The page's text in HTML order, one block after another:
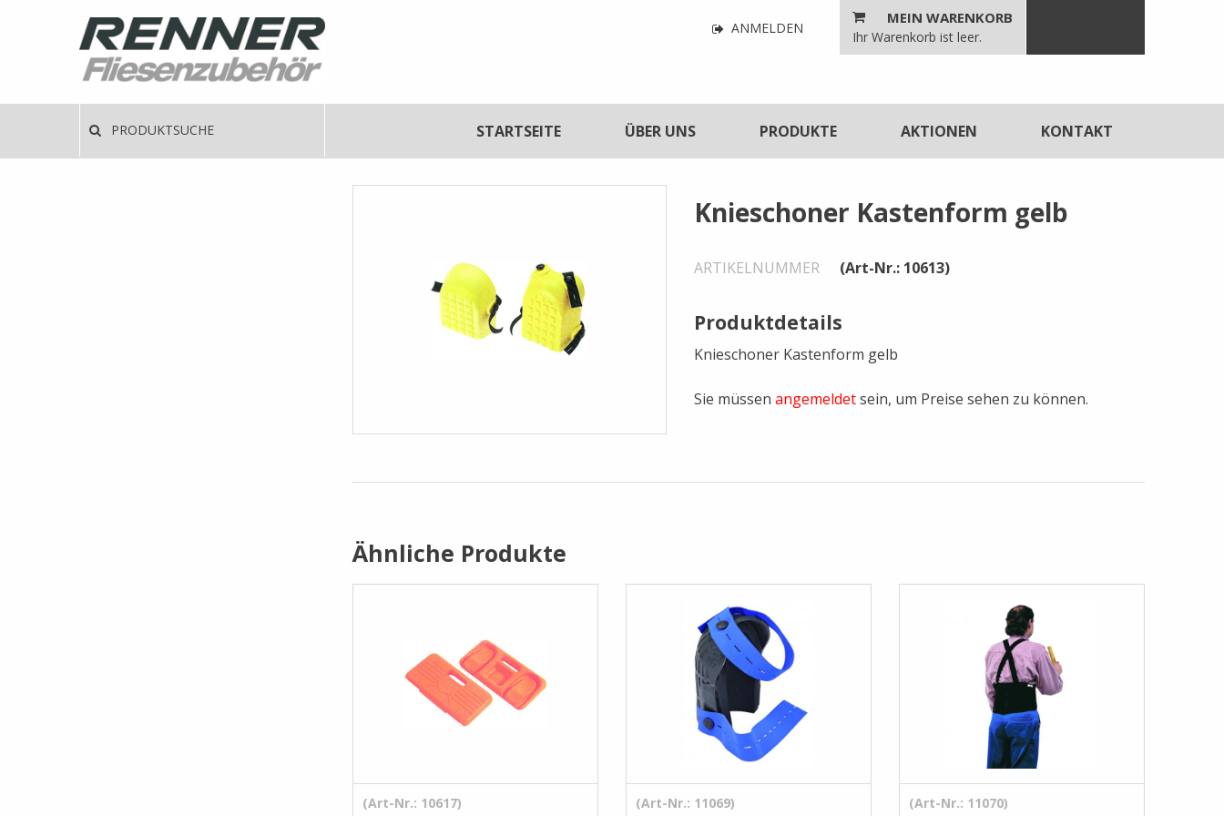
Navigation
Benutzerfunktionen
ANMELDEN
MEIN WARENKORB
Ihr Warenkorb ist leer.
PRODUKTSUCHE Hauptnavigation
STARTSEITE ÜBER UNS PRODUKTE AKTIONEN KONTAKT
Knieschoner Kastenform gelb
ARTIKELNUMMER (Art-Nr.: 10613)
Produktdetails
Knieschoner Kastenform gelb
Sie müssen angemeldetsein, um Preise sehen zu können.
Ähnliche Produkte
(Art-Nr.: 10617) (Art-Nr.: 11069) (Art-Nr.: 11070)